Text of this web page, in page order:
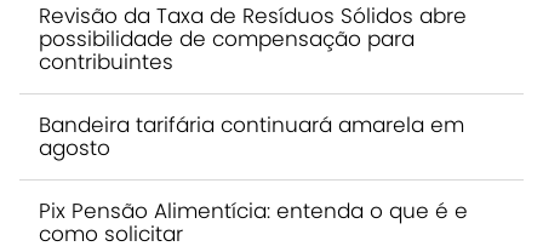
Revisão da Taxa de Resíduos Sólidos abre
possibilidade de compensação para
contribuintes
Bandeira tarifária continuará amarela em
agosto
Pix Pensão Alimentícia: entenda o que é e
como solicitar